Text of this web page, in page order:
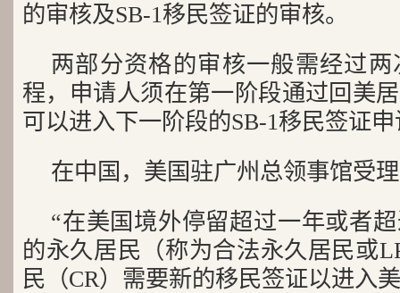
的审核及SB-1移民签证的审核。
两部分资格的审核一般需经过
程，申请人须在第一阶段通过回美
可以进入下一阶段的SB-1移民签证
在中国，美国驻广州总领事馆受
“在美国境外停留超过一年或者
的永久居民（称为合法永久居民或
民（CR）需要新的移民签证以进入